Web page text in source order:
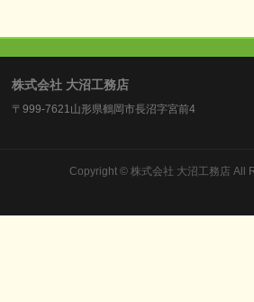
株式会社 大沼工務店
〒999-7621山形県鶴岡市長沼字宮前4
Copyright ©株式会社 大沼工務店 All